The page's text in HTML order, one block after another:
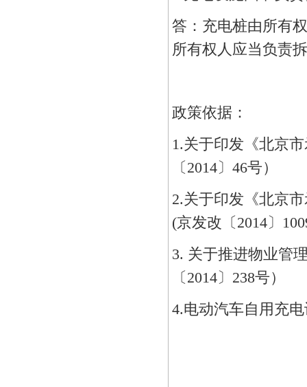
答：充电桩由所有
所有权人应当负责
政策依据：
1.关于印发《北京
〔2014〕46号）
2.关于印发《北京
(京发改〔2014〕
3. 关于推进物业管
〔2014〕238号）
4.电动汽车自用充